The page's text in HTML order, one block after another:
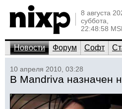
8 августа
суббота,
22:48:58
Новости Форум Софт
10 апреля 2010, 03:28
В Mandriva назначен